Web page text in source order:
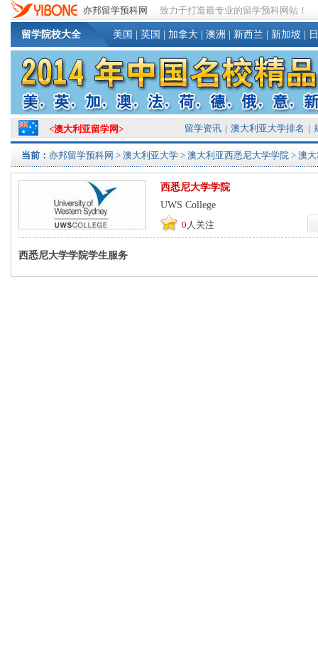
亦邦留学预科网 致力于打造最专业的留学预科网站！
留学院校大全 美国 英国 加拿大 澳洲 新西兰 新加坡
<澳大利亚留学网> 留学资讯 | 澳大利亚大学排名 |
当前： 亦邦留学预科网 > 澳大利亚大学 > 澳大利亚西悉尼大学学院 > 澳
西悉尼大学学院
UWS College
0 人关注
西悉尼大学学院学生服务